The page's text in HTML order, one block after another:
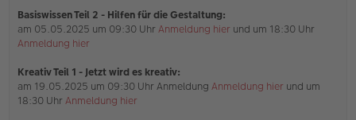
r
a
g
Basiswissen Teil 2 - Hilfen für die Gestaltung:
am 05.05.2025 um 09:30 Uhr Anmeldung hier und um 18:30 Uhr
Anmeldung hier
Kreativ Teil 1 - Jetzt wird es kreativ:
am 19.05.2025 um 09:30 Uhr Anmeldung Anmeldung hier und um
18:30 Uhr Anmeldung hier